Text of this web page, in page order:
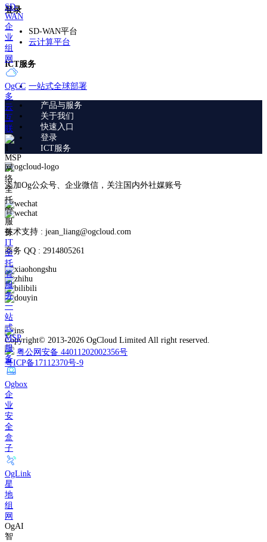
SD-
WAN
企
业
组
网
OgCC
多
云
互
联
MSP
网
络
全
托
管
服
务
IT
全
托
管
服
务
一
站
式
MSP
服
务
Ogbox
企
业
安
全
盒
子
OgLink
星
地
组
网
OgAI
智
登录
SD-WAN平台
云计算平台
ICT服务
一站式全球部署
产品与服务
关于我们
快速入口
登录
ICT服务
添加Og公众号、企业微信，关注国内外社媒账号
技术支持 : jean_liang@ogcloud.com
商务 QQ : 2914805261
Copyright© 2013-2026 OgCloud Limited All right reserved.
粤公网安备 44011202002356号
粤ICP备17112370号-9